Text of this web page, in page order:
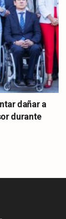
dañar a
durante